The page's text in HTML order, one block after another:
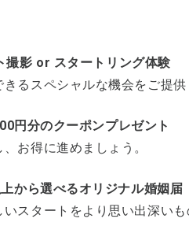
影 or スタートリング体験
るスペシャルな機会をご提供
円分のクーポンプレゼント
お得に進めましょう。
から選べるオリジナル婚姻届
スタートをより思い出深いも